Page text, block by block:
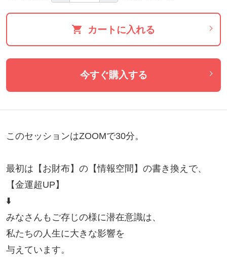
カートに入れる
今すぐ購入する
このセッションはZOOMで30分。
最初は【お財布】の【情報空間】の書き換えで、
【金運超UP】
⬇️
みなさんもご存じの様に潜在意識は、
私たちの人生に大きな影響を
与えています。